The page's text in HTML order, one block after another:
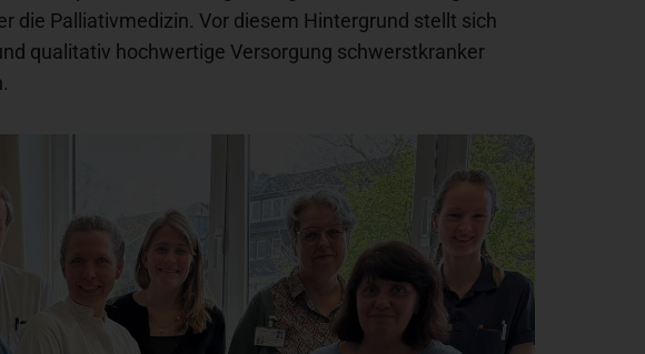
Zentren + Spezialisierte Versorgung
Praxen + Ambulante Versorgung
Pflege + Therapie
die Palliativmedizin. Vor diesem Hintergrund stellt sich
qualitativ hochwertige Versorgung schwerstkranker